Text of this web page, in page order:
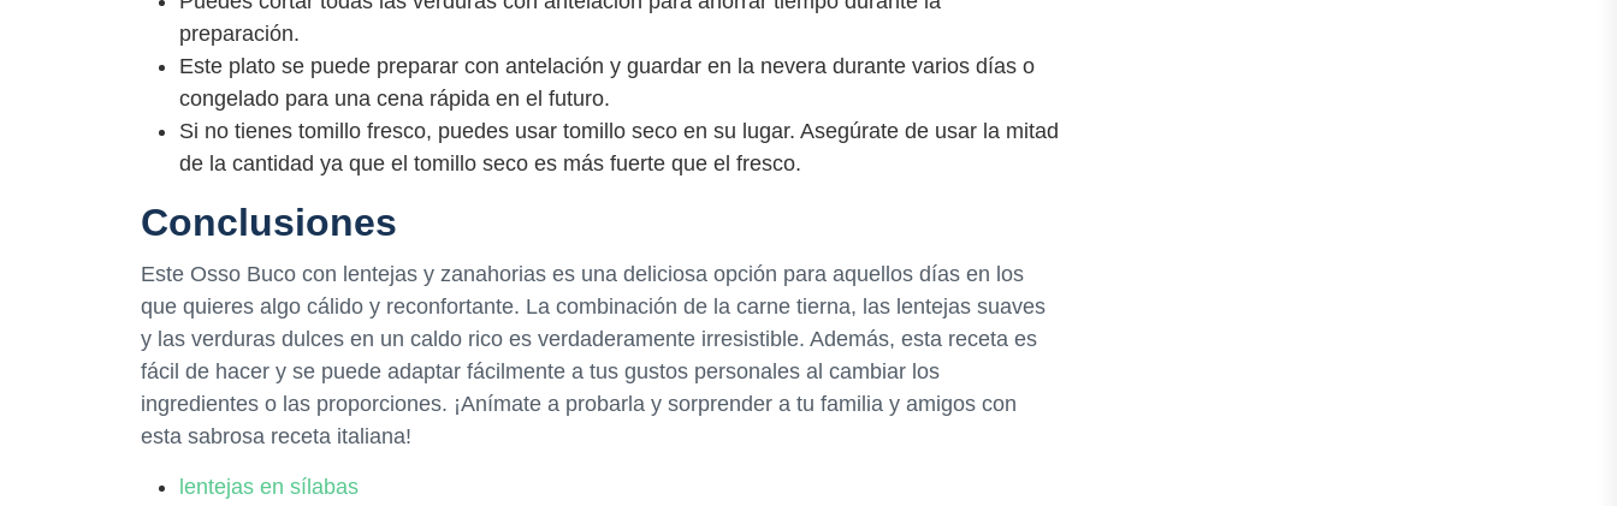
preparación.
Este plato se puede preparar con antelación y guardar en la nevera durante varios días o
congelado para una cena rápida en el futuro.
Si no tienes tomillo fresco, puedes usar tomillo seco en su lugar. Asegúrate de usar la mitad
de la cantidad ya que el tomillo seco es más fuerte que el fresco.
Conclusiones
Este Osso Buco con lentejas y zanahorias es una deliciosa opción para aquellos días en los
que quieres algo cálido y reconfortante. La combinación de la carne tierna, las lentejas suaves
y las verduras dulces en un caldo rico es verdaderamente irresistible. Además, esta receta es
fácil de hacer y se puede adaptar fácilmente a tus gustos personales al cambiar los
ingredientes o las proporciones. ¡Anímate a probarla y sorprender a tu familia y amigos con
esta sabrosa receta italiana!
lentejas en sílabas